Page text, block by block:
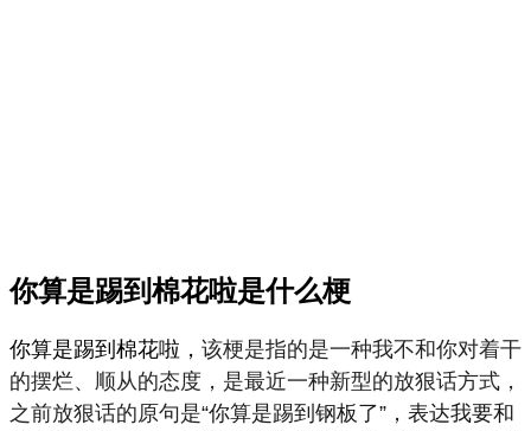
你算是踢到棉花啦是什么梗
你算是踢到棉花啦， 该梗是指的是一种我不和你对着干
的摆烂、顺从的态度，是最近一种新型的放狠话方式，
之前放狠话的原句是“你算是踢到钢板了”，表达我要和